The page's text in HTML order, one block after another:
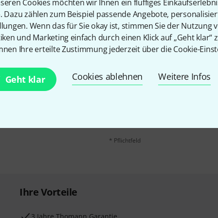
Cookies möchten wir Ihnen ein fluffiges
Dazu zählen zum Beispiel passende Angebote,
Wenn das für Sie okay ist, stimmen Sie der Nutzung
und Marketing einfach durch einen Klick auf „Geht klar“
Ihre erteilte Zustimmung jederzeit über die Cookie-
Geht klar Cookies ablehnen Weitere Infos
mit etwas Glück
E-Mail-Adresse*
* Pflichtfeld
Ihre Vorteile